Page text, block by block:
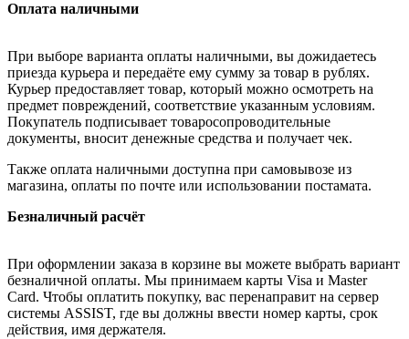
Оплата наличными
При выборе варианта оплаты наличными, вы дожидаетесь
приезда курьера и передаёте ему сумму за товар в рублях.
Курьер предоставляет товар, который можно осмотреть на
предмет повреждений, соответствие указанным условиям.
Покупатель подписывает товаросопроводительные
документы, вносит денежные средства и получает чек.
Также оплата наличными доступна при самовывозе из
магазина, оплаты по почте или использовании постамата.
Безналичный расчёт
При оформлении заказа в корзине вы можете выбрать вариант
безналичной оплаты. Мы принимаем карты Visa и Master
Card. Чтобы оплатить покупку, вас перенаправит на сервер
системы ASSIST, где вы должны ввести номер карты, срок
действия, имя держателя.